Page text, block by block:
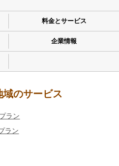
料金とサービス
企業情報
域のサービス
ラン
ラン